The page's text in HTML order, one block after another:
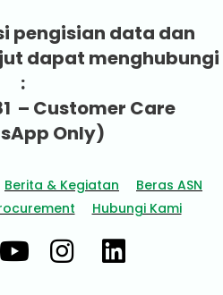
pengisian data dan
dapat menghubungi
:
– Customer Care
Only)
Berita & Kegiatan
Beras ASN
Hubungi Kami